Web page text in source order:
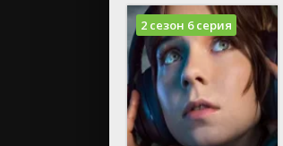
2 сезон 6 серия